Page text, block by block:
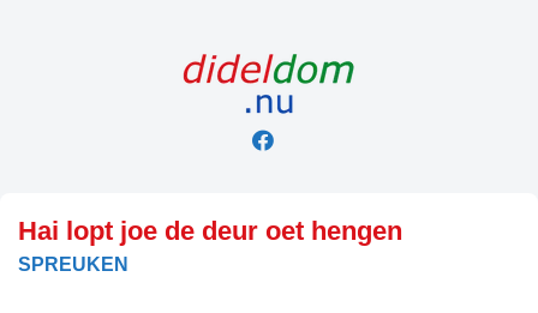
Hai lopt joe de deur oet hengen
SPREUKEN